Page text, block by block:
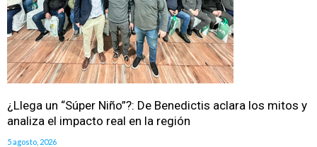
¿Llega un “Súper Niño”?: De Benedictis aclara los mitos y
analiza el impacto real en la región
5 agosto, 2026